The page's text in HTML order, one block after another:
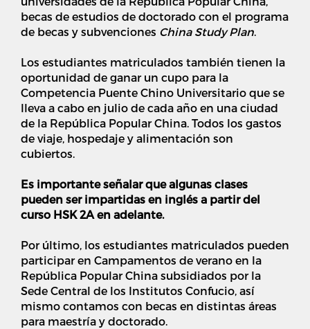
becas de estudios de doctorado con el programa
de becas y subvenciones China Study Plan.
Los estudiantes matriculados también tienen la
oportunidad de ganar un cupo para la
Competencia Puente Chino Universitario que se
lleva a cabo en julio de cada año en una ciudad
de la República Popular China. Todos los gastos
de viaje, hospedaje y alimentación son
cubiertos.
Es importante señalar que algunas clases
pueden ser impartidas en inglés a partir del
curso HSK 2A en adelante.
Por último, los estudiantes matriculados pueden
participar en Campamentos de verano en la
República Popular China subsidiados por la
Sede Central de los Institutos Confucio, así
mismo contamos con becas en distintas áreas
para maestría y doctorado.